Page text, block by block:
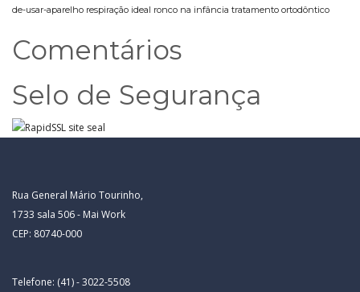
de-usar-aparelho respiração ideal ronco na infância tratamento ortodôntico
Comentários
Selo de Segurança
Rua General Mário Tourinho,
1733 sala 506 - Mai Work
CEP: 80740-000
Telefone: (41) - 3022-5508